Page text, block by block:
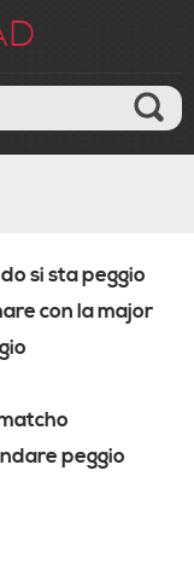
si sta peggio
con la major
peggio